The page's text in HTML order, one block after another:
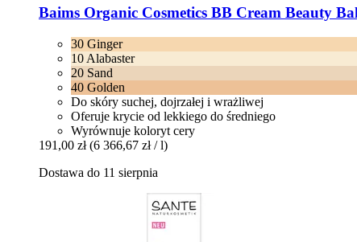
Baims Organic Cosmetics BB Cream Beauty
30 Ginger
10 Alabaster
20 Sand
40 Golden
Do skóry suchej, dojrzałej i wrażliwej
Oferuje krycie od lekkiego do średniego
Wyrównuje koloryt cery
191,00 zł (6 366,67 zł / l)
Dostawa do 11 sierpnia